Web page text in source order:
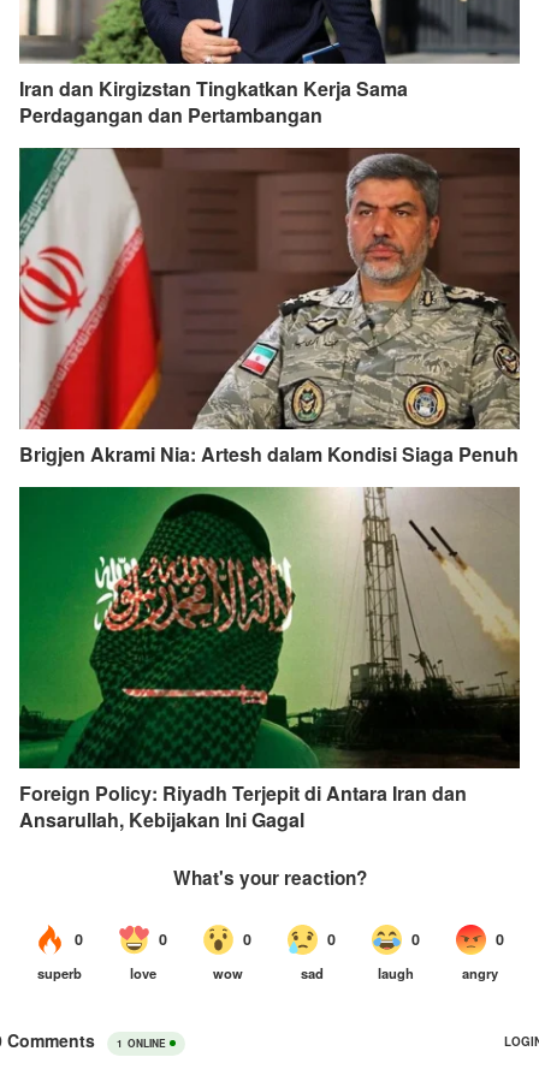
Iran dan Kirgizstan Tingkatkan Kerja Sama
Perdagangan dan Pertambangan
Brigjen Akrami Nia: Artesh dalam Kondisi Siaga Penuh
Foreign Policy: Riyadh Terjepit di Antara Iran dan
Ansarullah, Kebijakan Ini Gagal